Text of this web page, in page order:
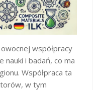
współpracy
nauki i badań, co ma
Współpraca ta
w tym